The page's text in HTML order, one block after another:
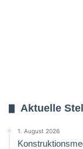
Aktuelle
1. August 2026